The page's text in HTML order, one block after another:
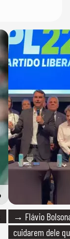
→ Flávio
cuidarem dele